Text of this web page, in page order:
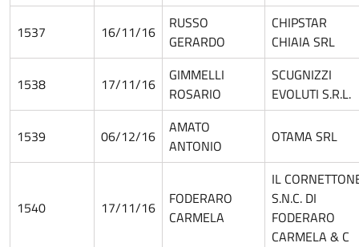
1537 16/11/16
RUSSO
GERARDO
CHIPSTAR
CHIAIA SRL
1538 17/11/16
GIMMELLI
ROSARIO
SCUGNIZZI
EVOLUTI S.R.L.
1539 06/12/16
AMATO
ANTONIO
OTAMA SRL
1540 17/11/16
FODERARO
CARMELA
IL
S.N.C. DI
FODERARO
CARMELA & C